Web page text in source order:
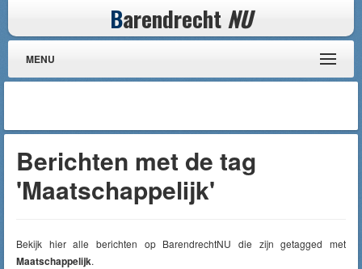
Barendrecht NU
MENU
Berichten met de tag
'Maatschappelijk'
Bekijk hier alle berichten op BarendrechtNU die zijn getagged met
Maatschappelijk.